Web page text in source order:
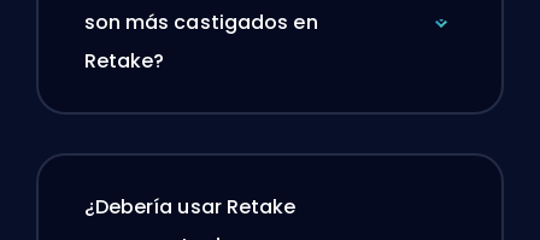
son más castigados en
Retake?
¿Debería usar Retake